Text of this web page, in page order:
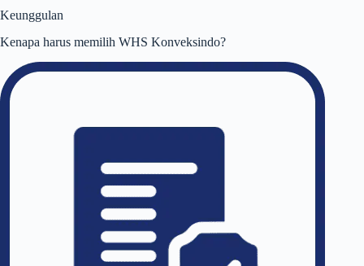
Keunggulan
Kenapa harus memilih WHS Konveksindo?